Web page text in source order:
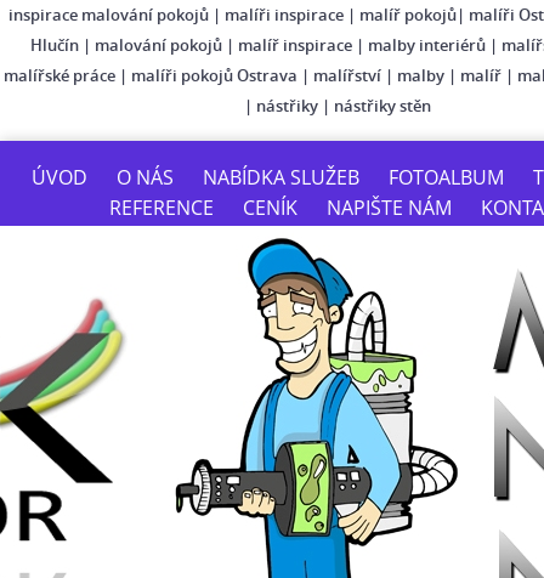
inspirace malování pokojů | malíři inspirace | malíř pokojů| malíři
Hlučín| malování pokojů| malíř inspirace| malby interiérů|
malířské práce | malíři pokojů Ostrava | malířství | malby | malíř |
| nástřiky | nástřiky stěn
ÚVOD O NÁS NABÍDKA SLUŽEB FOTOALBUM
REFERENCE
CENÍK NAPIŠTE NÁM